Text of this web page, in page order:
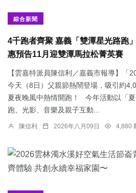
綜合新聞
4千跑者齊聚 嘉義「雙潭星光路跑
惠預告11月迎雙潭馬拉松菁英賽
【雲嘉特派員陳信利／嘉義市報導】「
今天（8日）父親節熱鬧登場，吸引約
夏夜晚風中熱情開跑！ 今年活動以「
跑、光影、音樂及親子互動...
陳信利 2026年八月09日 4,880